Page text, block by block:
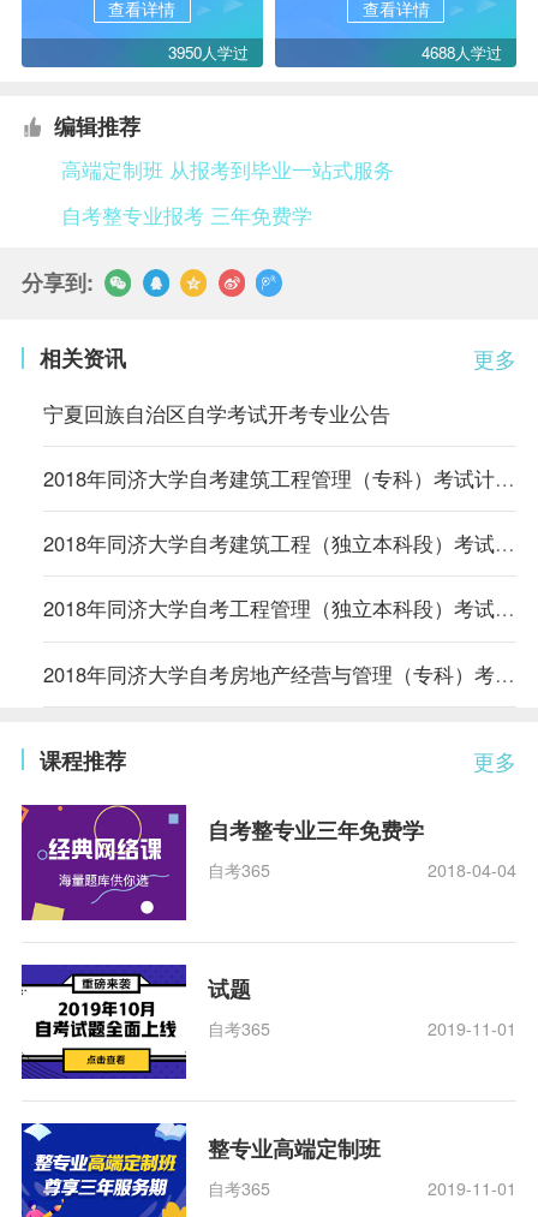
查看详情
3950人学过
查看详情
4688人学过
编辑推荐
高端定制班 从报考到毕业一站式服务
自考整专业报考 三年免费学
分享到:
更多
相关资讯
宁夏回族自治区自学考试开考专业公告
2018年同济大学自考建筑工程管理（专科）考试计划（停考过渡）
2018年同济大学自考建筑工程（独立本科段）考试计划
2018年同济大学自考工程管理（独立本科段）考试计划
2018年同济大学自考房地产经营与管理（专科）考试计划（停考过渡）
更多
课程推荐
自考整专业三年免费学
自考365 2018-04-04
试题
自考365 2019-11-01
整专业高端定制班
自考365 2019-11-01